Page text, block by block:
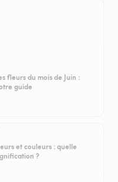
fleurs du mois de Juin :
guide
et couleurs : quelle
?